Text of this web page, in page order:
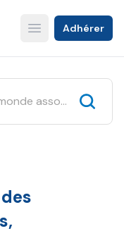
Open main menu
Adhérer